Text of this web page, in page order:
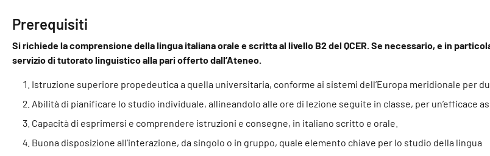
Prerequisiti
Si richiede la comprensione della lingua italiana orale e scritta al livello B2 del QCER. Se necessario, e in
servizio di tutorato linguistico alla pari offerto dall’Ateneo.
Istruzione superiore propedeutica a quella universitaria, conforme ai sistemi dell’Europa meridionale per
Abilità di pianificare lo studio individuale, allineandolo alle ore di lezione seguite in classe, per un’efficace
Capacità di esprimersi e comprendere istruzioni e consegne, in italiano scritto e orale.
Buona disposizione all’interazione, da singolo o in gruppo, quale elemento chiave per lo studio della lingua